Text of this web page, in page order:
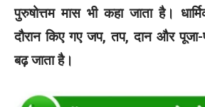
पुरुषोत्तम मास भी कहा जाता है।
दौरान किए गए जप, तप, दान और
बढ़ जाता है।